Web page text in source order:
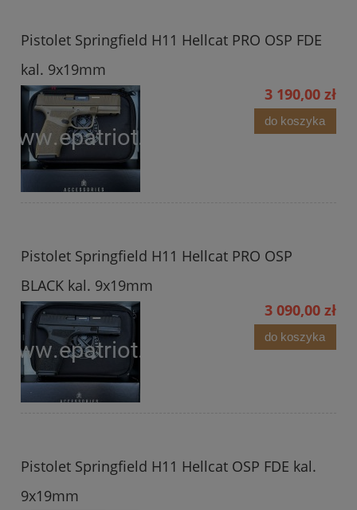
Pistolet Springfield H11 Hellcat PRO OSP FDE
kal. 9x19mm
3 190,00 zł
do koszyka
Pistolet Springfield H11 Hellcat PRO OSP
BLACK kal. 9x19mm
3 090,00 zł
do koszyka
Pistolet Springfield H11 Hellcat OSP FDE kal.
9x19mm